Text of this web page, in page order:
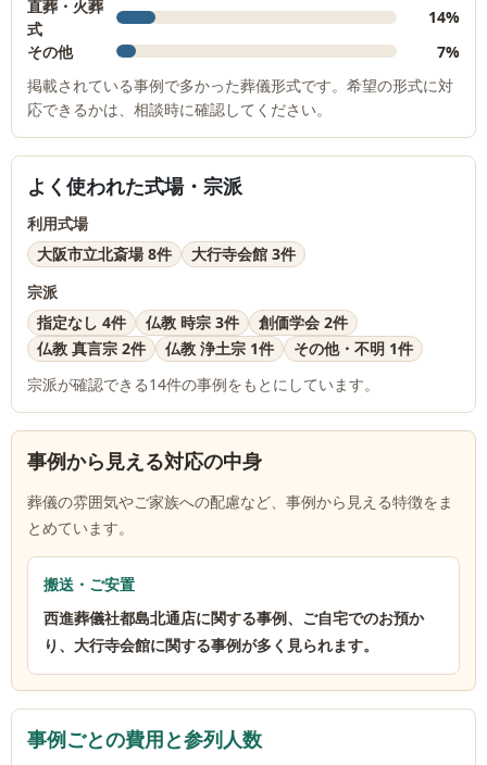
直葬・火葬
式
14%
その他
7%
掲載されている事例で多かった葬儀形式です。希望の形式に対
応できるかは、相談時に確認してください。
よく使われた式場・宗派
利用式場
大阪市立北斎場 8件
大行寺会館 3件
宗派
指定なし 4件
仏教 時宗 3件
創価学会 2件
仏教 真言宗 2件
仏教 浄土宗 1件
その他・不明 1件
宗派が確認できる14件の事例をもとにしています。
事例から見える対応の中身
葬儀の雰囲気やご家族への配慮など、事例から見える特徴をま
とめています。
搬送・ご安置
西進葬儀社都島北通店に関する事例、ご自宅でのお預か
り、大行寺会館に関する事例が多く見られます。
事例ごとの費用と参列人数